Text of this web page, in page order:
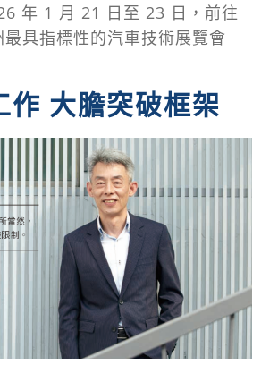
年 1 月 21 日至 23 日，前往
具指標性的汽車技術展覽會
作 大膽突破框架